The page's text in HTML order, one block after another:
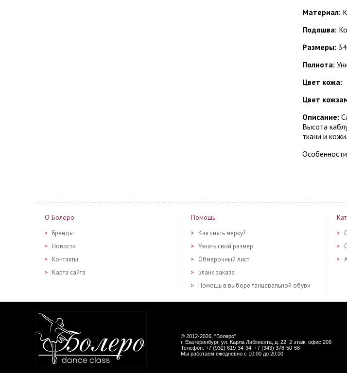
Материал:
Подошва:
Размеры:
Полнота:
Цвет кожа:
Цвет
Описание:
Высота
ткани и
О Болеро
Бренды
Новости
Контакты
Карта сайта
Помощь
Как снять мерку?
Узнать свой размер
Обмерочный лист
Бланк заказа
Помощь в выборе танцевальной обуви
© 2012-2026, "Болеро"
г. Екатеринбург, ул. Карла Либкнехта, д. 22 , 2 этаж, офис 209
Телефон: +7 (932) 619-34-94 , +7 (343) 378-50-58
Мы работаем ежедневно с 10:00 до 20:00